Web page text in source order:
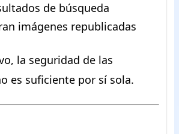
de búsqueda
imágenes republicadas
la seguridad de las
es suficiente por sí sola.